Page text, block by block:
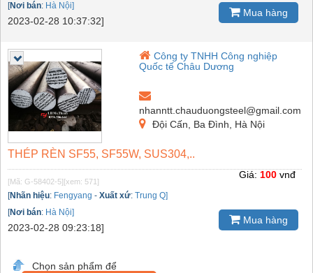
[Nơi bán: Hà Nội]
2023-02-28 10:37:32]
Mua hàng
Công ty TNHH Công nghiệp
Quốc tế Châu Dương
nhanntt.chauduongsteel@gmail.com
Đội Cấn, Ba Đình, Hà Nội
THÉP RÈN SF55, SF55W, SUS304,..
[Mã: G-58402-5] [xem: 571]
[Nhãn hiệu: Fengyang - Xuất xứ: Trung Q]
[Nơi bán: Hà Nội]
2023-02-28 09:23:18]
Giá: 100 vnđ
Mua hàng
Chọn sản phẩm để